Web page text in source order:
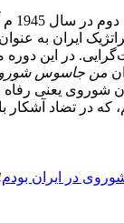
در این دوره
من جاسوس
شوروی یعنی
که در تضاد
در ایران بودم